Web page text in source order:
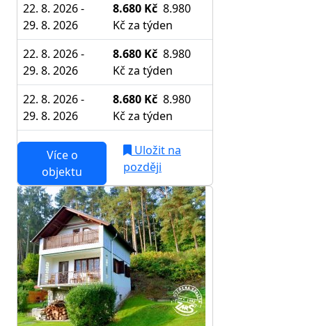
22. 8. 2026 -
29. 8. 2026
8.680 Kč 8.980
Kč za týden
22. 8. 2026 -
29. 8. 2026
8.680 Kč 8.980
Kč za týden
22. 8. 2026 -
29. 8. 2026
8.680 Kč 8.980
Kč za týden
Více o
objektu
Uložit na
později